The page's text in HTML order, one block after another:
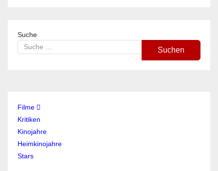
Suche
Suchen
Filme
Kritiken
Kinojahre
Heimkinojahre
Stars